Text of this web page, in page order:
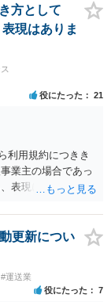
で、商標権は用い
されます。他方
商品から別の商品
、その商品が仮に
ついてしまいま
で、商標権を侵
ク等）に対する一
来商標権者に入る
そのような問題は
方として
現はありま
役にたった 21
利用規約につきき
業主の場合であっ
表現に違和感があ
する際には、「当
」を使う等で
更新につい
#運送業
役にたった 7